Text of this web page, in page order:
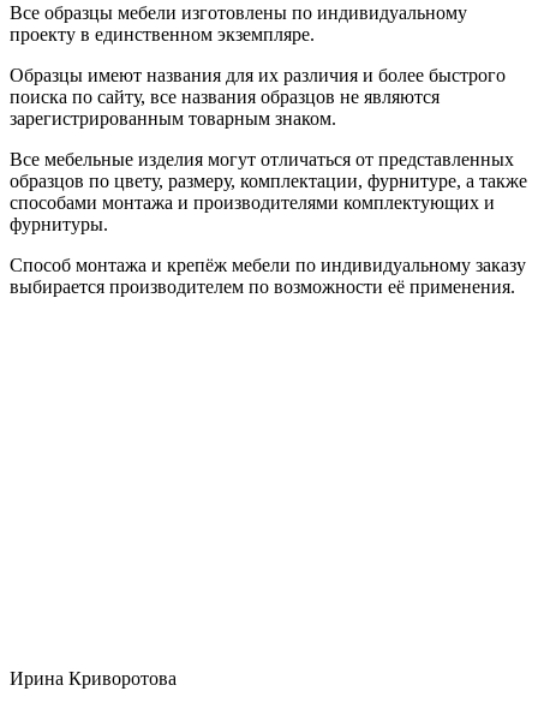
Все образцы мебели изготовлены по индивидуальному
проекту в единственном экземпляре.
Образцы имеют названия для их различия и более быстрого
поиска по сайту, все названия образцов не являются
зарегистрированным товарным знаком.
Все мебельные изделия могут отличаться от представленных
образцов по цвету, размеру, комплектации, фурнитуре, а также
способами монтажа и производителями комплектующих и
фурнитуры.
Способ монтажа и крепёж мебели по индивидуальному заказу
выбирается производителем по возможности её применения.
Ирина Криворотова